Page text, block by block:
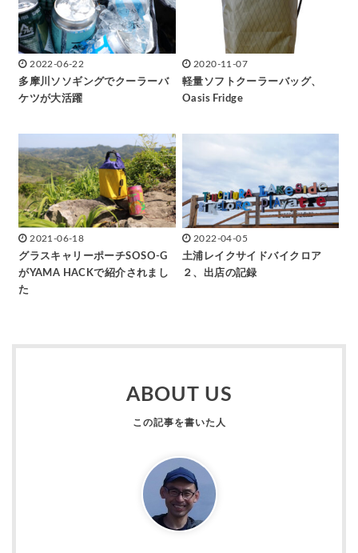
2022-06-22
多摩川ソソギングでクーラーバ
ケツが大活躍
2020-11-07
軽量ソフトクーラーバッグ、
Oasis Fridge
2021-06-18
グラスキャリーポーチSOSO-G
がYAMA HACKで紹介されまし
た
2022-04-05
土浦レイクサイドバイクロア
２、出店の記録
ABOUT US